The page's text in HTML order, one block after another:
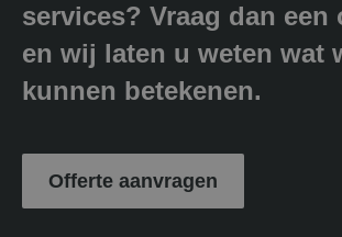
services? Vraag dan een
en wij laten u weten wat
kunnen betekenen.
Offerte aanvragen